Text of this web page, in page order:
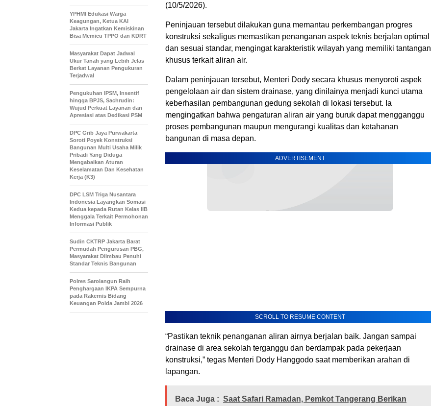
(10/5/2026).
Peninjauan tersebut dilakukan guna memantau perkembangan progres
konstruksi sekaligus memastikan penanganan aspek teknis berjalan optimal
dan sesuai standar, mengingat karakteristik wilayah yang memiliki tantangan
khusus terkait aliran air.
Dalam peninjauan tersebut, Menteri Dody secara khusus menyoroti aspek
pengelolaan air dan sistem drainase, yang dinilainya menjadi kunci utama
keberhasilan pembangunan gedung sekolah di lokasi tersebut. Ia
mengingatkan bahwa pengaturan aliran air yang buruk dapat mengganggu
proses pembangunan maupun mengurangi kualitas dan ketahanan
bangunan di masa depan.
ADVERTISEMENT
SCROLL TO RESUME CONTENT
“Pastikan teknik penanganan aliran airnya berjalan baik. Jangan sampai
drainase di area sekolah terganggu dan berdampak pada pekerjaan
konstruksi,” tegas Menteri Dody Hanggodo saat memberikan arahan di
lapangan.
Baca Juga : Saat Safari Ramadan, Pemkot Tangerang Berikan
YPHMI Edukasi Warga
Keagungan, Ketua KAI
Jakarta Ingatkan Kemiskinan
Bisa Memicu TPPO dan KDRT
Masyarakat Dapat Jadwal
Ukur Tanah yang Lebih Jelas
Berkat Layanan Pengukuran
Terjadwal
Pengukuhan IPSM, Insentif
hingga BPJS, Sachrudin:
Wujud Perkuat Layanan dan
Apresiasi atas Dedikasi PSM
DPC Grib Jaya Purwakarta
Soroti Poyek Konstruksi
Bangunan Multi Usaha Milik
Pribadi Yang Diduga
Mengabaikan Aturan
Keselamatan Dan Kesehatan
Kerja (K3)
DPC LSM Triga Nusantara
Indonesia Layangkan Somasi
Kedua kepada Rutan Kelas IIB
Menggala Terkait Permohonan
Informasi Publik
Sudin CKTRP Jakarta Barat
Permudah Pengurusan PBG,
Masyarakat Diimbau Penuhi
Standar Teknis Bangunan
Polres Sarolangun Raih
Penghargaan IKPA Sempurna
pada Rakernis Bidang
Keuangan Polda Jambi 2026